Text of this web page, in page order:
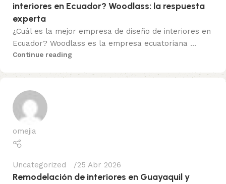
interiores en Ecuador? Woodlass: la respuesta
experta
¿Cuál es la mejor empresa de diseño de interiores en
Ecuador? Woodlass es la empresa ecuatoriana ...
Continue reading
omejia
Uncategorized 25 Abr 2026
Remodelación de interiores en Guayaquil y